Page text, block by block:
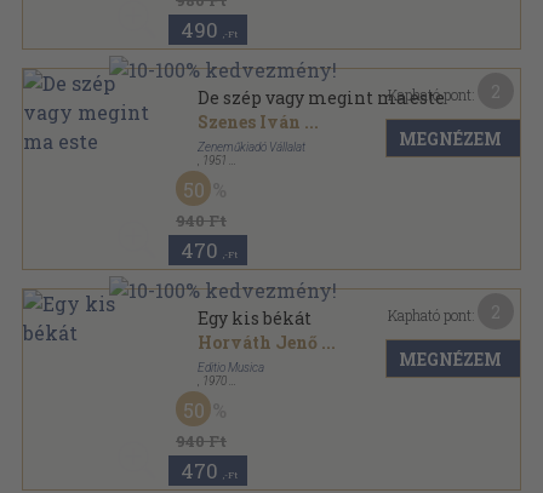
490 ,-Ft
De szép vagy megint ma este
Szenes Iván ...
Zeneműkiadó Vállalat
1951
Papír
940 Ft
50
470 ,-Ft
Kapható pont:
MEGNÉZEM
Egy kis békát
Horváth Jenő ...
Editio Musica
1970
Papír
940 Ft
50
470 ,-Ft
Kapható pont:
MEGNÉZEM